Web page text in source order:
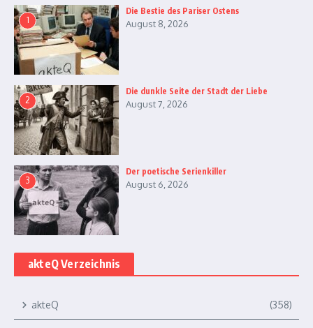
1
Die Bestie des Pariser Ostens
August 8, 2026
2
Die dunkle Seite der Stadt der Liebe
August 7, 2026
3
Der poetische Serienkiller
August 6, 2026
akteQ Verzeichnis
akteQ (358)